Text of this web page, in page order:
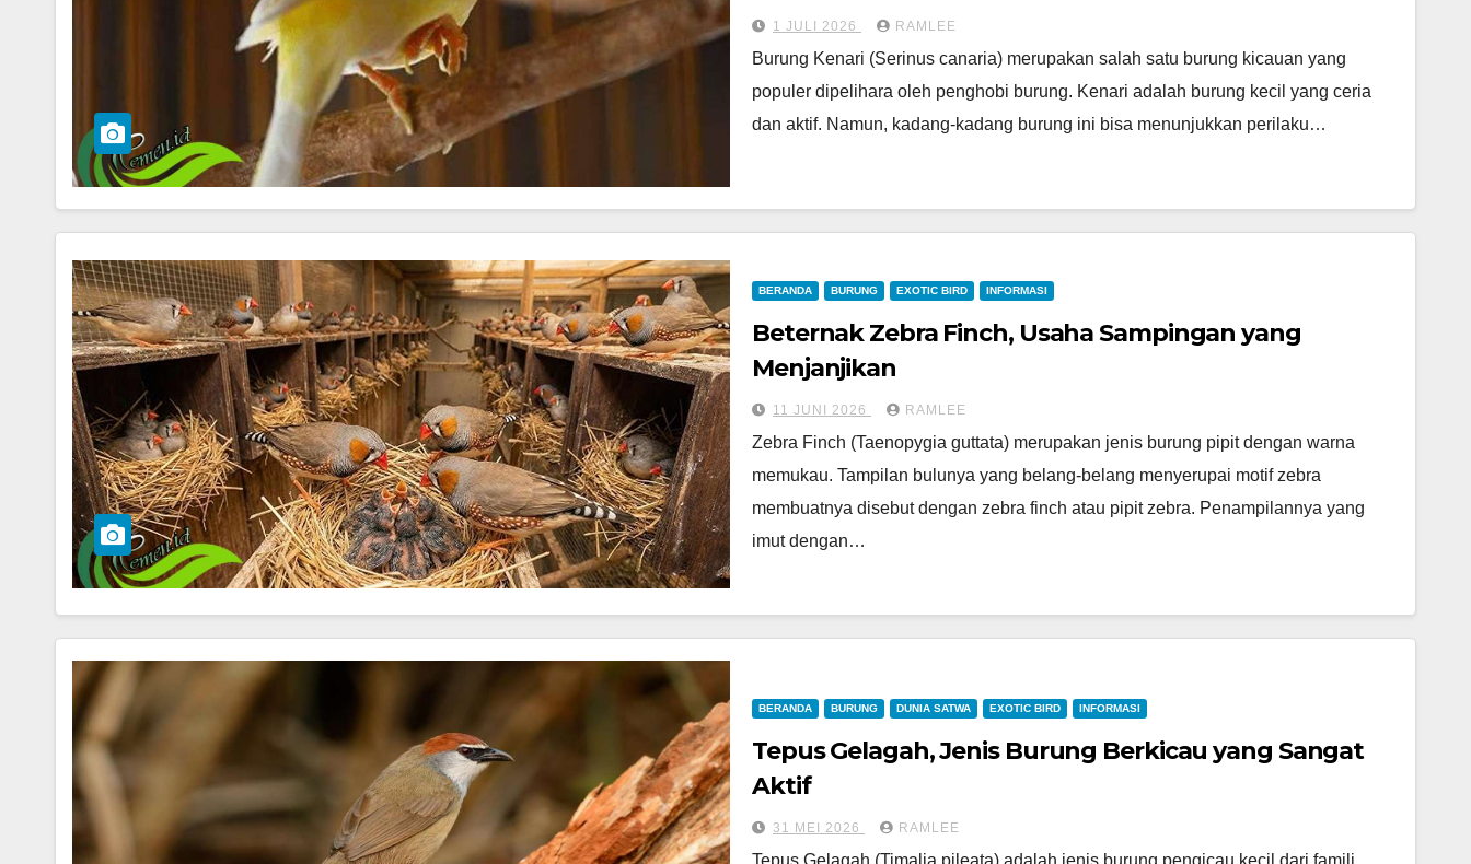
1 JULI 2026 RAMLEE
Burung Kenari (Serinus canaria) merupakan salah satu burung kicauan yang
populer dipelihara oleh penghobi burung. Kenari adalah burung kecil yang ceria
dan aktif. Namun, kadang-kadang burung ini bisa menunjukkan perilaku…
BERANDA BURUNG EXOTIC BIRD INFORMASI
Beternak Zebra Finch, Usaha Sampingan yang
Menjanjikan
11 JUNI 2026 RAMLEE
Zebra Finch (Taenopygia guttata) merupakan jenis burung pipit dengan warna
memukau. Tampilan bulunya yang belang-belang menyerupai motif zebra
membuatnya disebut dengan zebra finch atau pipit zebra. Penampilannya yang
imut dengan…
BERANDA BURUNG DUNIA SATWA EXOTIC BIRD INFORMASI
Tepus Gelagah, Jenis Burung Berkicau yang Sangat
Aktif
31 MEI 2026 RAMLEE
Tepus Gelagah (Timalia pileata) adalah jenis burung pengicau kecil dari famili